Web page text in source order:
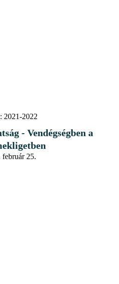
2021-2022
- Vendégségben a
február 25.